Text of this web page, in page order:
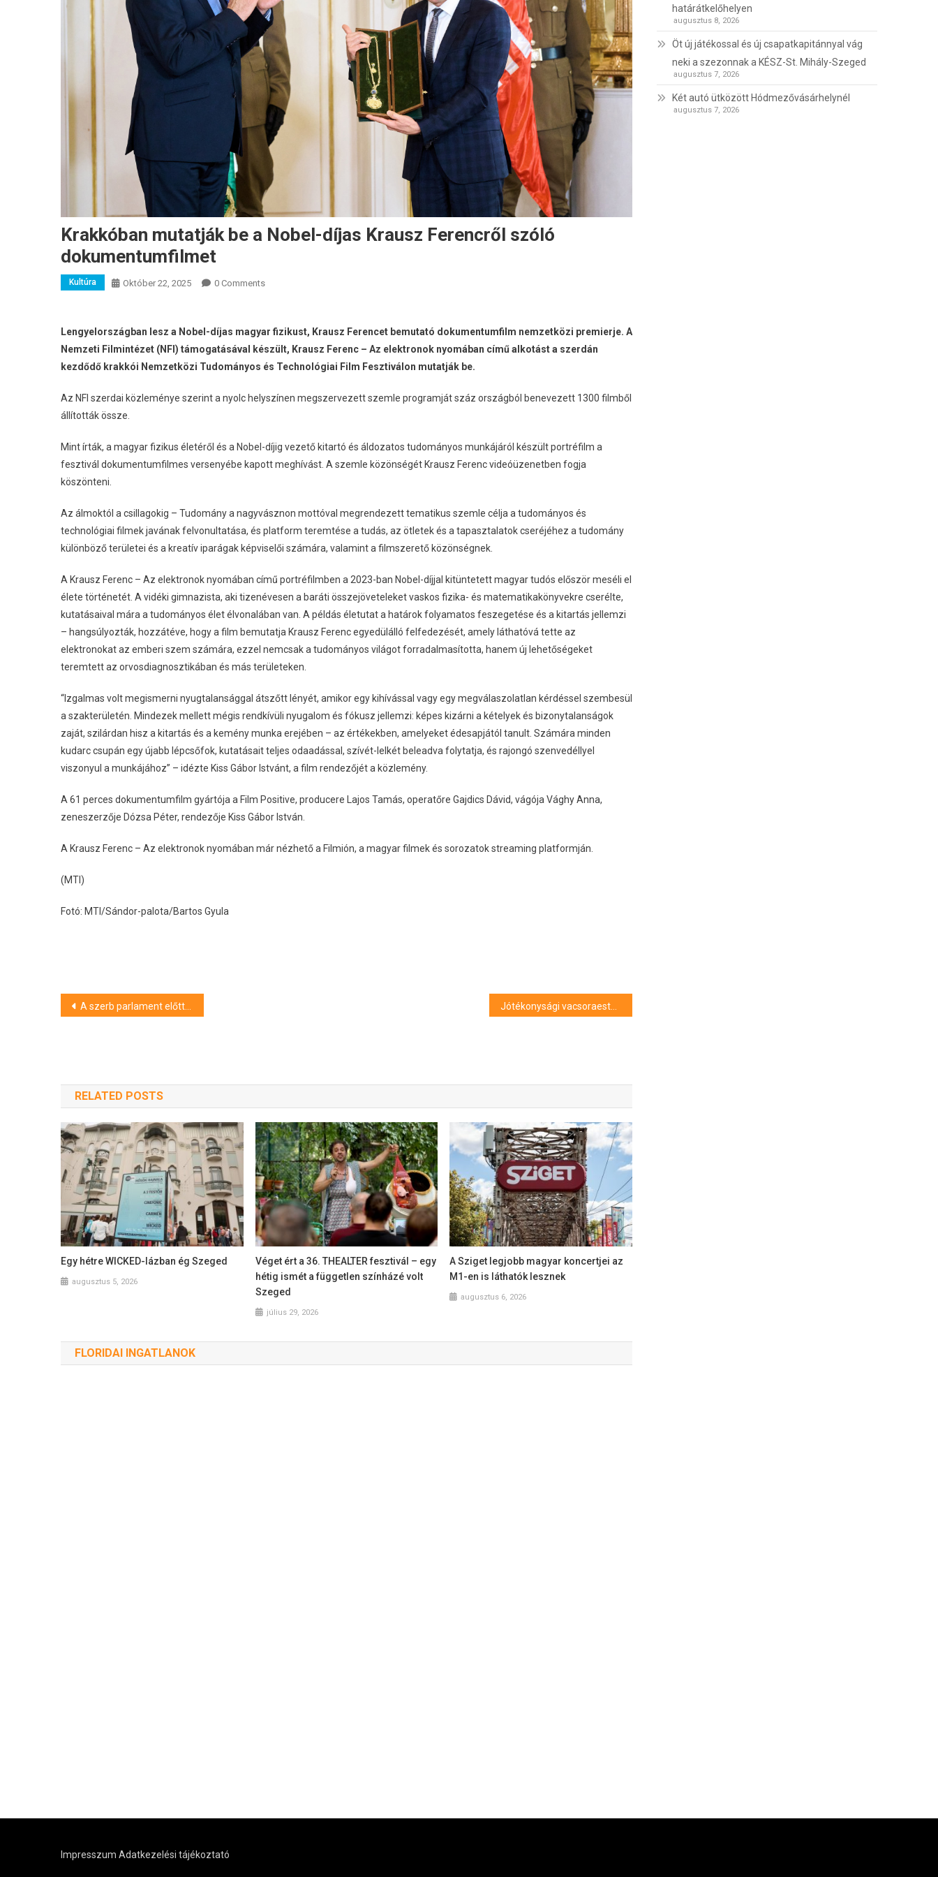
Krakkóban mutatják be a Nobel-díjas Krausz Ferencről szóló
dokumentumfilmet
Kultúra Október 22, 2025 0 Comments
Lengyelországban lesz a Nobel-díjas magyar fizikust, Krausz Ferencet bemutató dokumentumfilm nemzetközi premierje. A
Nemzeti Filmintézet (NFI) támogatásával készült, Krausz Ferenc – Az elektronok nyomában című alkotást a szerdán
kezdődő krakkói Nemzetközi Tudományos és Technológiai Film Fesztiválon mutatják be.
Az NFI szerdai közleménye szerint a nyolc helyszínen megszervezett szemle programját száz országból benevezett 1300 filmből
állították össze.
Mint írták, a magyar fizikus életéről és a Nobel-díjig vezető kitartó és áldozatos tudományos munkájáról készült portréfilm a
fesztivál dokumentumfilmes versenyébe kapott meghívást. A szemle közönségét Krausz Ferenc videóüzenetben fogja
köszönteni.
Az álmoktól a csillagokig – Tudomány a nagyvásznon mottóval megrendezett tematikus szemle célja a tudományos és
technológiai filmek javának felvonultatása, és platform teremtése a tudás, az ötletek és a tapasztalatok cseréjéhez a tudomány
különböző területei és a kreatív iparágak képviselői számára, valamint a filmszerető közönségnek.
A Krausz Ferenc – Az elektronok nyomában című portréfilmben a 2023-ban Nobel-díjjal kitüntetett magyar tudós először meséli el
élete történetét. A vidéki gimnazista, aki tizenévesen a baráti összejöveteleket vaskos fizika- és matematikakönyvekre cserélte,
kutatásaival mára a tudományos élet élvonalában van. A példás életutat a határok folyamatos feszegetése és a kitartás jellemzi
– hangsúlyozták, hozzátéve, hogy a film bemutatja Krausz Ferenc egyedülálló felfedezését, amely láthatóvá tette az
elektronokat az emberi szem számára, ezzel nemcsak a tudományos világot forradalmasította, hanem új lehetőségeket
teremtett az orvosdiagnosztikában és más területeken.
“Izgalmas volt megismerni nyugtalansággal átszőtt lényét, amikor egy kihívással vagy egy megválaszolatlan kérdéssel szembesül
a szakterületén. Mindezek mellett mégis rendkívüli nyugalom és fókusz jellemzi: képes kizárni a kételyek és bizonytalanságok
zaját, szilárdan hisz a kitartás és a kemény munka erejében – az értékekben, amelyeket édesapjától tanult. Számára minden
kudarc csupán egy újabb lépcsőfok, kutatásait teljes odaadással, szívét-lelkét beleadva folytatja, és rajongó szenvedéllyel
viszonyul a munkájához” – idézte Kiss Gábor Istvánt, a film rendezőjét a közlemény.
A 61 perces dokumentumfilm gyártója a Film Positive, producere Lajos Tamás, operatőre Gajdics Dávid, vágója Vághy Anna,
zeneszerzője Dózsa Péter, rendezője Kiss Gábor István.
A Krausz Ferenc – Az elektronok nyomában már nézhető a Filmión, a magyar filmek és sorozatok streaming platformján.
(MTI)
Fotó: MTI/Sándor-palota/Bartos Gyula
Bejegyzés
A szerb parlament előtt lövöldözött egy férfi
RELATED POSTS
Egy hétre WICKED-lázban ég Szeged
augusztus 5, 2026
Véget ért a 36. THEALTER fesztivál – egy
hétig ismét a független színházé volt
Szeged
július 29, 2026
A Sziget legjobb magyar koncertjei az
M1-en is láthatók lesznek
augusztus 6, 2026
FLORIDAI INGATLANOK
határátkelőhelyen
augusztus 8, 2026
Öt új játékossal és új csapatkapitánnyal vág
neki a szezonnak a KÉSZ-St. Mihály-Szeged
augusztus 7, 2026
Két autó ütközött Hódmezővásárhelynél
augusztus 7, 2026
Impresszum Adatkezelési tájékoztató